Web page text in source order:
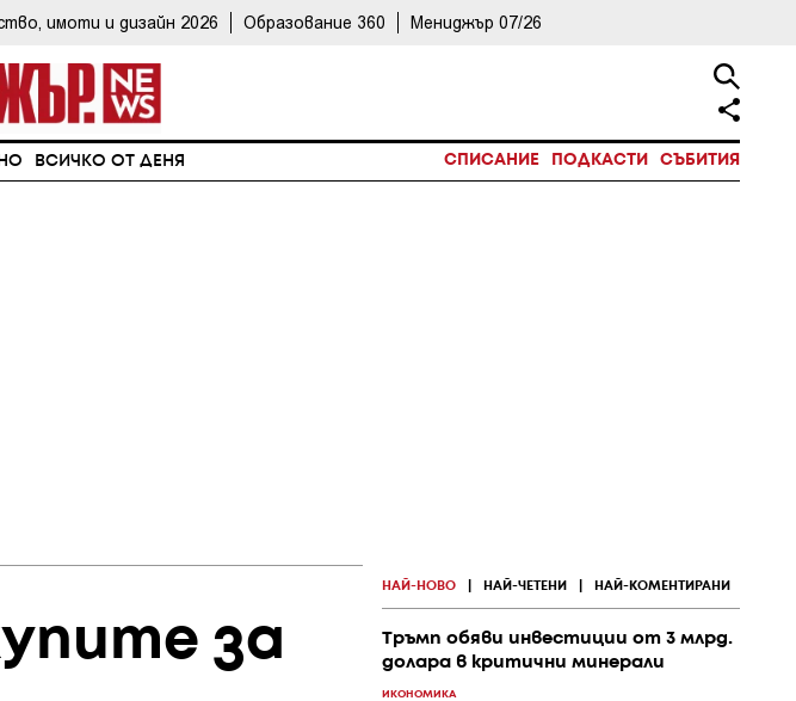
имоти и дизайн 2026 Образование 360 Мениджър 07/26
ВСИЧКО ОТ ДЕНЯ СПИСАНИЕ ПОДКАСТИ СЪБИТИЯ
за
НАЙ-НОВО НАЙ-ЧЕТЕНИ НАЙ-КОМЕНТИРАНИ
Тръмп обяви инвестиции от 3 млрд.
долара в критични минерали
ИКОНОМИКА